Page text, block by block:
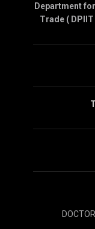
Department
Trade (